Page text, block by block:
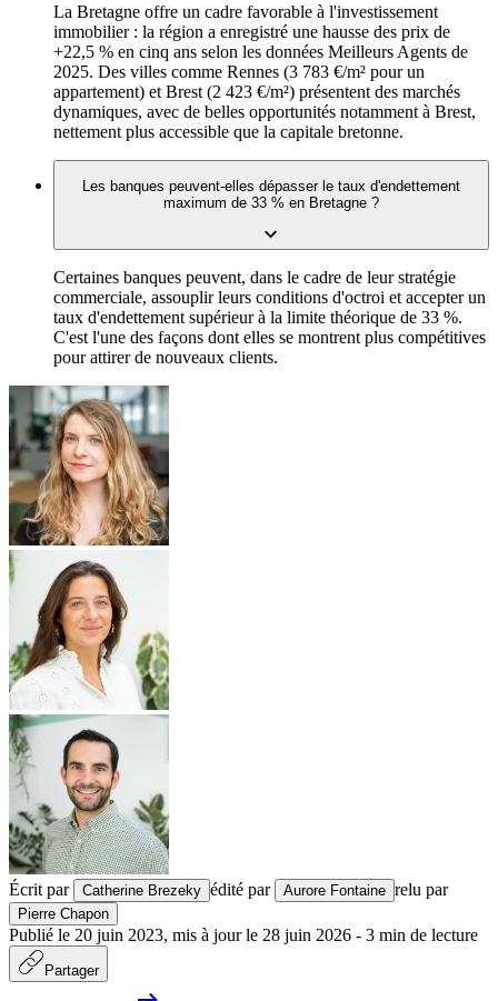
La Bretagne offre un cadre favorable à l'investissement
immobilier : la région a enregistré une hausse des prix de
+22,5 % en cinq ans selon les données Meilleurs Agents de
2025. Des villes comme Rennes (3 783 €/m² pour un
appartement) et Brest (2 423 €/m²) présentent des marchés
dynamiques, avec de belles opportunités notamment à Brest,
nettement plus accessible que la capitale bretonne.
Les banques peuvent-elles dépasser le taux d'endettement
maximum de 33 % en Bretagne ?
Certaines banques peuvent, dans le cadre de leur stratégie
commerciale, assouplir leurs conditions d'octroi et accepter un
taux d'endettement supérieur à la limite théorique de 33 %.
C'est l'une des façons dont elles se montrent plus compétitives
pour attirer de nouveaux clients.
Écrit par Catherine Brezeky édité par Aurore Fontaine relu par
Pierre Chapon
Publié le 20 juin 2023, mis à jour le 28 juin 2026 - 3 min de lecture
Partager